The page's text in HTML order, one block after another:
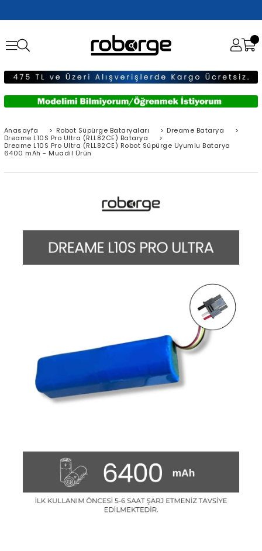
Anasayfa > Robot Süpürge Bataryaları > Dreame Batarya
>
Dreame L10S Pro Ultra (RLL82CE) Batarya
>
Dreame L10S Pro Ultra (RLL82CE) Robot Süpürge Uyumlu Batarya
6400 mAh - Muadil Ürün